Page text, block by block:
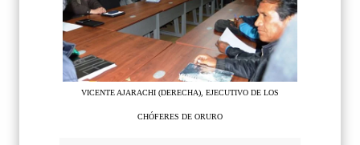
VICENTE AJARACHI (DERECHA), EJECUTIVO DE LOS
CHÓFERES DE ORURO